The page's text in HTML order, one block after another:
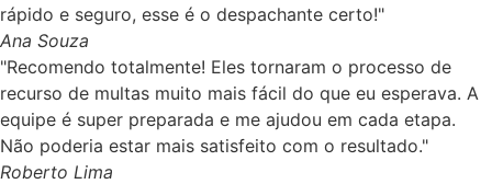
rápido e seguro, esse é o despachante certo!"
Ana Souza
"Recomendo totalmente! Eles tornaram o processo de
recurso de multas muito mais fácil do que eu esperava. A
equipe é super preparada e me ajudou em cada etapa.
Não poderia estar mais satisfeito com o resultado."
Roberto Lima